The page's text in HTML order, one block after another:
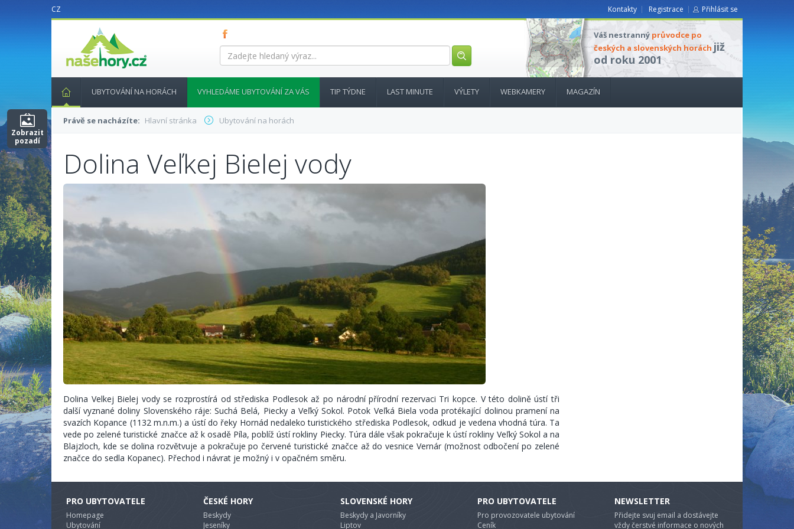
CZ Kontakty Registrace Přihlásit se
nasehory.cz
Zadejte
hledaný
Váš nestranný průvodce po
českých a slovenských horách již
od roku 2001
UBYTOVÁNÍ NA HORÁCH VYHLEDÁME UBYTOVÁNÍ ZA VÁS TIP TÝDNE LAST MINUTE VÝLETY WEBKAMERY MAGAZÍN
Právě se nacházíte: Hlavní stránka Ubytování na horách
Dolina Veľkej Bielej vody
Dolina Velkej Bielej vody se rozprostírá od střediska Podlesok až po národní přírodní rezervaci Tri kopce. V této dolině ústí tři
další vyznané doliny Slovenského ráje: Suchá Belá, Piecky a Veľký Sokol. Potok Veľká Biela voda protékající dolinou pramení na
svazích Kopance (1132 m.n.m.) a ústí do řeky Hornád nedaleko turistického střediska Podlesok, odkud je vedena vhodná túra. Ta
vede po zelené turistické značce až k osadě Píla, poblíž ústí rokliny Piecky. Túra dále však pokračuje k ústí rokliny Veľký Sokol a na
Blajzloch, kde se dolina rozvětvuje a pokračuje po červené turistické značce až do vesnice Vernár (možnost odbočení po zelené
značce do sedla Kopanec). Přechod i návrat je možný i v opačném směru.
PRO UBYTOVATELE
Homepage
Ubytování
ČESKÉ HORY
Beskydy
Jeseníky
SLOVENSKÉ HORY
Beskydy a Javorníky
Liptov
PRO UBYTOVATELE
Pro provozovatele ubytování
Ceník
NEWSLETTER
Přidejte svuj email a dostávejte
vždy čerstvé informace o nových
Zobrazit
pozadí